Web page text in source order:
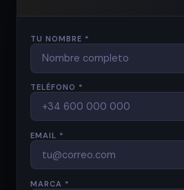
TU NOMBRE *
TELÉFONO *
EMAIL *
MARCA *